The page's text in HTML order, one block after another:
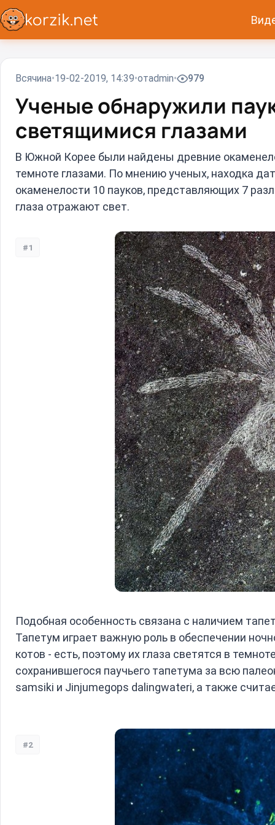
Всячина 19-02-2019, 14:39 отadmin 979
Ученые обнаружили
светящимися глазами
В Южной Корее были найдены древние
темноте глазами. По мнению ученых, находка
окаменелости 10 пауков, представляющих 7
глаза отражают свет.
#1
Подобная особенность связана с наличием
Тапетум играет важную роль в обеспечении
котов - есть, поэтому их глаза светятся в
сохранившегося паучьего тапетума за всю
samsiki и Jinjumegops dalingwateri, а также
#2